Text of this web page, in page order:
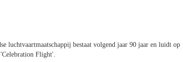
luchtvaartmaatschappij bestaat volgend jaar 90 jaar en luidt op
Flight'.